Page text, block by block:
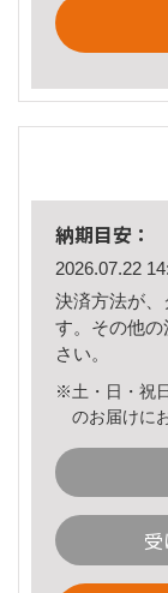
納期目安：
2026.07.22
決済方法が、
す。その他
さい。
※土・日・祝
のお届けに